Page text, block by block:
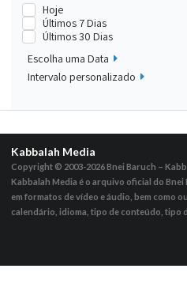
Hoje
Últimos 7 Dias
Últimos 30 Dias
Escolha uma Data
Intervalo personalizado
Kabbalah Media
Copyright © 2003-2026Bnei Baruch –
Kabbalah Media é o arquivo oficial do
em formatos de vídeo e áudio, bem como
calendário, idioma, tipo de conteúdo, tipo